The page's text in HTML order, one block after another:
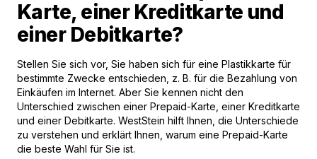
Karte, einer Kreditkarte und
einer Debitkarte?
Stellen Sie sich vor, Sie haben sich für eine Plastikkarte für
bestimmte Zwecke entschieden, z. B. für die Bezahlung von
Einkäufen im Internet. Aber Sie kennen nicht den
Unterschied zwischen einer Prepaid-Karte, einer Kreditkarte
und einer Debitkarte. WestStein hilft Ihnen, die Unterschiede
zu verstehen und erklärt Ihnen, warum eine Prepaid-Karte
die beste Wahl für Sie ist.